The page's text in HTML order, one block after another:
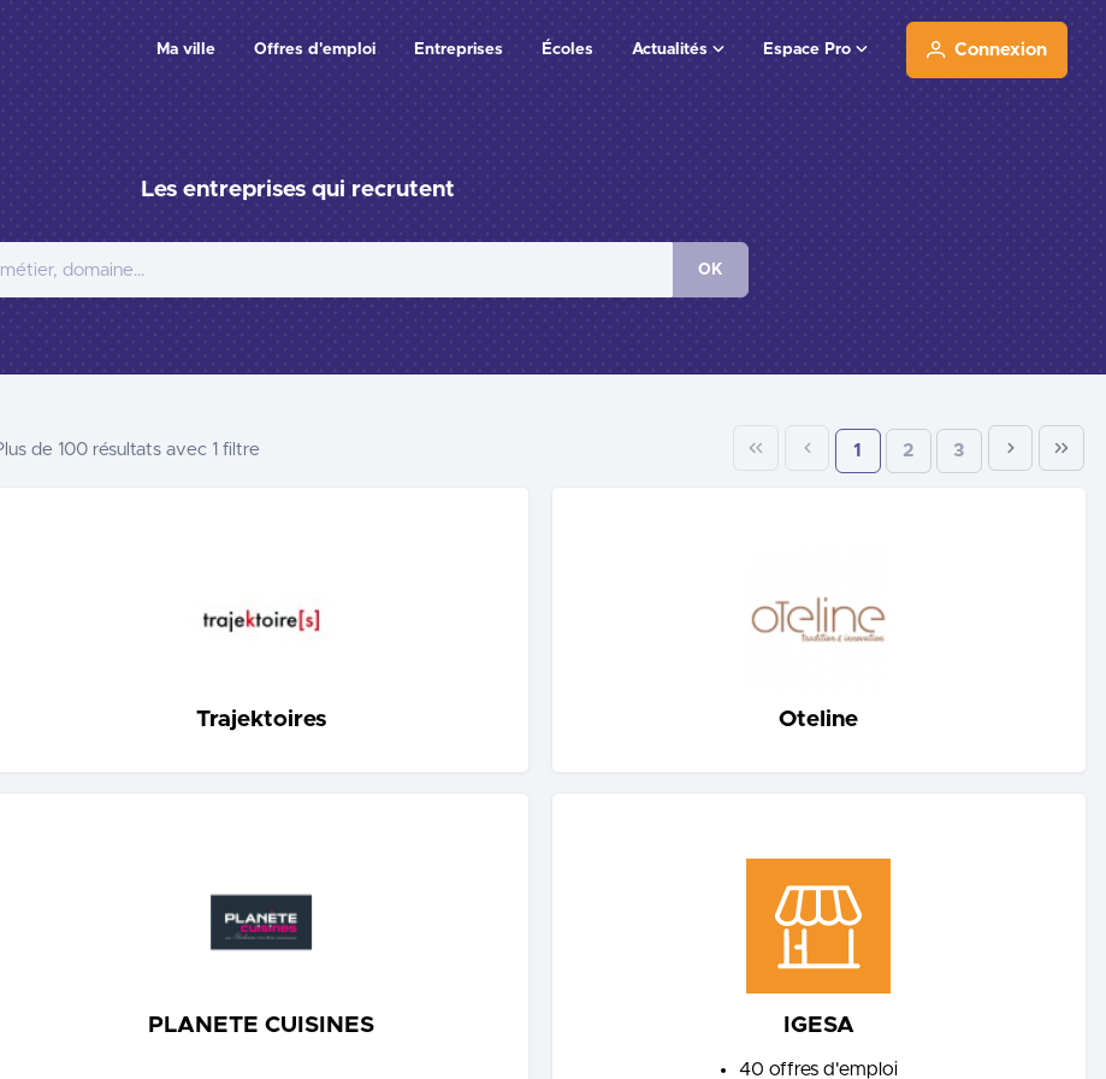
Ma ville Offres d'emploi Entreprises Écoles Actualités Espace Pro Connexion
Les entreprises qui recrutent
OK
de 100 résultats avec 1 filtre 1 2 3
Trajektoires Oteline
PLANETE CUISINES IGESA
40 offres d'emploi